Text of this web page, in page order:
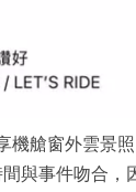
機艙窗外雲景
與事件吻合，